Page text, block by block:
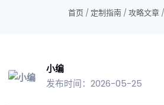
首页 / 定制指南 / 攻略文章 /
小编
发布时间：2026-05-25